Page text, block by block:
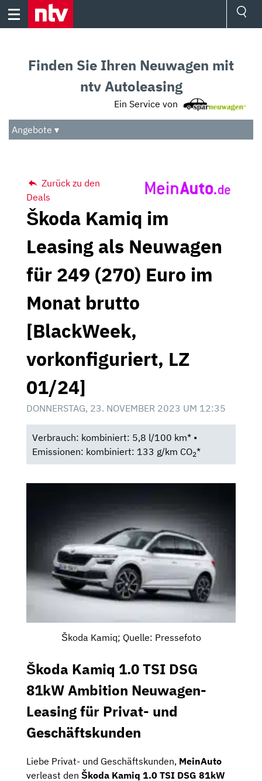
Skip
Audio
Das Beste
Finden Sie Ihren Neuwagen mit
ntv Autoleasing
Ein Service von
Angebote ▾
Zurück zu den
Deals
Škoda Kamiq im
Leasing als Neuwagen
für 249 (270) Euro im
Monat brutto
[BlackWeek,
vorkonfiguriert, LZ
01/24]
DONNERSTAG, 23. NOVEMBER 2023 UM 12:35
Verbrauch: kombiniert: 5,8 l/100 km* •
Emissionen: kombiniert: 133 g/km CO2*
Škoda Kamiq; Quelle: Pressefoto
Škoda Kamiq 1.0 TSI DSG
81kW Ambition Neuwagen-
Leasing für Privat- und
Geschäftskunden
Liebe Privat- und Geschäftskunden, MeinAuto
verleast den Škoda Kamiq 1.0 TSI DSG 81kW